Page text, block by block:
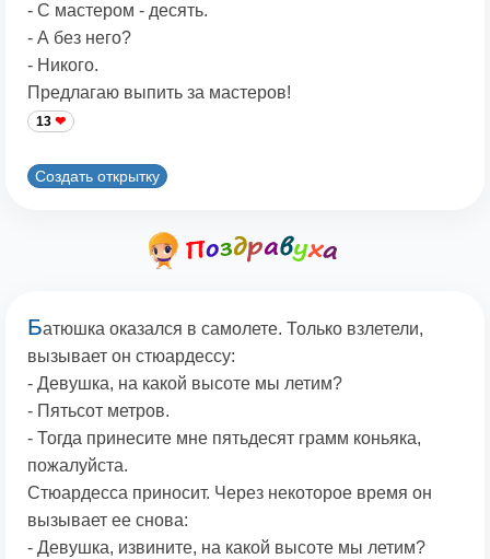
- С мастером - десять.
- А без него?
- Никого.
Предлагаю выпить за мастеров!
13
Создать открытку
Батюшка оказался в самолете. Только взлетели,
вызывает он стюардессу:
- Девушка, на какой высоте мы летим?
- Пятьсот метров.
- Тогда принесите мне пятьдесят грамм коньяка,
пожалуйста.
Стюардесса приносит. Через некоторое время он
вызывает ее снова:
- Девушка, извините, на какой высоте мы летим?